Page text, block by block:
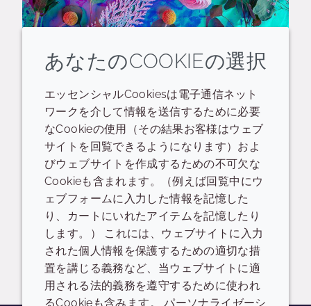
の炭素コストを定量化する
製品のカーボンフットプリントが、持続
可能性への高まる需要に応え、ブランド
の影響力戦略を強化する方法を発見しま
しょう。
続きを読む
あなたのCOOKIEの選択
エッセンシャルCookiesは電子通信ネット
ワークを介して情報を送信するために必要
なCookieの使用（その結果お客様はウェブ
サイトを回覧できるようになります）およ
びウェブサイトを作成するための不可欠な
Cookieも含まれます。（例えば回覧中にウ
ェブフォームに入力した情報を記憶した
り、カートにいれたアイテムを記憶したり
します。） これには、ウェブサイトに入力
された個人情報を保護するための適切な措
置を講じる義務など、当ウェブサイトに適
用される法的義務を遵守するために使われ
るCookieも含みます。 パーソナライゼーシ